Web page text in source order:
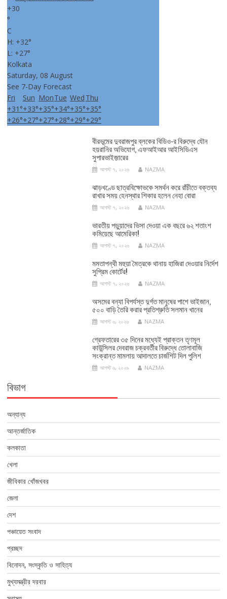
+30
°
C
H: +32°
L: +27°
Kolkata
Saturday, 08 August
See 7-Day Forecast
Fri
Sun MonTue Wed Thu
+31°+33°+35°+34°+35°+35°
+26°+27°+27°+28°+29°+29°
বীরভূমের দুবরাজপুর ব্লকের বিডিও-র বিরুদ্ধে যৌন
হয়রানির অভিযোগ, এফআইআর আইসিডিএস
সুপারভাইজ়ারের
আগস্ট ৭, ২০২৬ NAZMA
ঝাড়খণ্ডে ছাত্রবিক্ষোভকে সমর্থন করে রাঁচীতে বক্তব্য
রাখার সময় হেনস্থার শিকার হলেন নেহা বোরা
আগস্ট ৭, ২০২৬ NAZMA
ভারতীয় পড়ুয়াদের ভিসা দেওয়া এক বছরে ৬২ শতাংশ
কমিয়েছে আমেরিকা!
আগস্ট ৭, ২০২৬ NAZMA
মমতাপন্থী মহুয়া মৈত্রকে থানায় হাজিরা দেওয়ার নির্দেশ
সুপ্রিম কোর্টের!
আগস্ট ৭, ২০২৬ NAZMA
অসমের বন্যা বিপর্যস্ত দুর্গত মানুষের পাশে ভাইজান,
৫০০ বাড়ি তৈরি করার প্রতিশ্রুতি সলমান খানের
আগস্ট ৬, ২০২৬ NAZMA
গ্রেফতারের ৩৫ দিনের মধ্যেই প্রাক্তন তৃণমূল
কাউন্সিলর দেবরাজ চক্রবর্তীর বিরুদ্ধে তোলাবাজি
সংক্রান্ত মামলায় আদালতে চার্জশিট দিল পুলিশ
আগস্ট ৬, ২০২৬ NAZMA
বিভাগ
অন্যান্য
আন্তর্জাতিক
কলকাতা
খেলা
জীবিকার খোঁজখবর
জেলা
দেশ
পঞ্চায়েত সংবাদ
প্রচ্ছদ
বিনোদন, সংস্কৃতি ও সাহিত্য
মুখ্যমন্ত্রীর দরবার